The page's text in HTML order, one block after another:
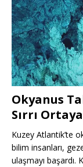
Okyanus
Sırrı
Kuzey Atlantik’te
bilim insanları,
ulaşmayı başardı.